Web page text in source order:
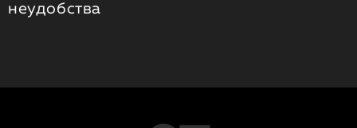
неудобства